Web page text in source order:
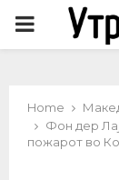
PRIMARY
Home
Фон дер
пожарот во